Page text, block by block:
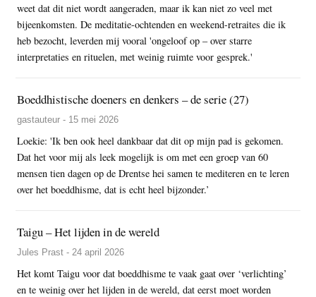
weet dat dit niet wordt aangeraden, maar ik kan niet zo veel met
bijeenkomsten. De meditatie-ochtenden en weekend-retraites die ik
heb bezocht, leverden mij vooral 'ongeloof op – over starre
interpretaties en rituelen, met weinig ruimte voor gesprek.'
Boeddhistische doeners en denkers – de serie (27)
gastauteur - 15 mei 2026
Loekie: 'Ik ben ook heel dankbaar dat dit op mijn pad is gekomen.
Dat het voor mij als leek mogelijk is om met een groep van 60
mensen tien dagen op de Drentse hei samen te mediteren en te leren
over het boeddhisme, dat is echt heel bijzonder.’
Taigu – Het lijden in de wereld
Jules Prast - 24 april 2026
Het komt Taigu voor dat boeddhisme te vaak gaat over ‘verlichting’
en te weinig over het lijden in de wereld, dat eerst moet worden